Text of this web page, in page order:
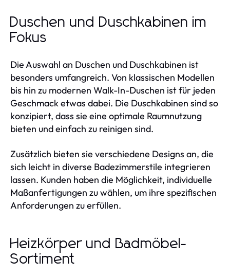
Duschen und Duschkabinen im
Fokus
Die Auswahl an Duschen und Duschkabinen ist
besonders umfangreich. Von klassischen Modellen
bis hin zu modernen Walk-In-Duschen ist für jeden
Geschmack etwas dabei. Die Duschkabinen sind so
konzipiert, dass sie eine optimale Raumnutzung
bieten und einfach zu reinigen sind.
Zusätzlich bieten sie verschiedene Designs an, die
sich leicht in diverse Badezimmerstile integrieren
lassen. Kunden haben die Möglichkeit, individuelle
Maßanfertigungen zu wählen, um ihre spezifischen
Anforderungen zu erfüllen.
Heizkörper und Badmöbel-
Sortiment